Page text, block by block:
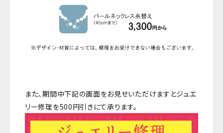
また、期間中下記の画面をお見せいただけますとジュエ
リー修理を500円引きにて承ります。